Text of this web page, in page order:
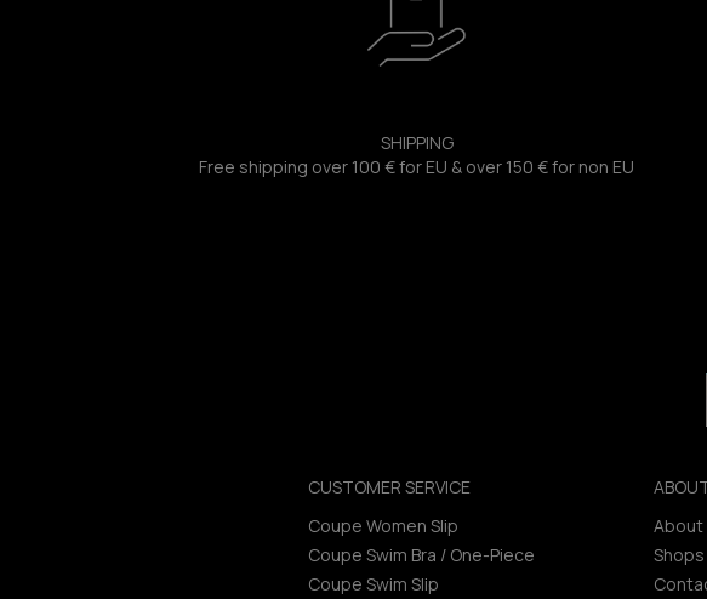
SHIPPING
Free shipping over 100 € for EU & over 150 € for non EU
CUSTOMER SERVICE
Coupe Women Slip
Coupe Swim Bra / One-Piece
Coupe Swim Slip
About
Shops